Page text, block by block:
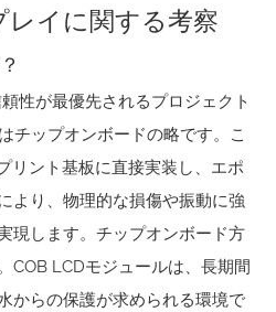
レイに関する考察
性が最優先されるプロジェクト
チップオンボードの略です。こ
リント基板に直接実装し、エポ
より、物理的な損傷や振動に強
現します。チップオンボード方
COB LCDモジュールは、長期間
からの保護が求められる環境で